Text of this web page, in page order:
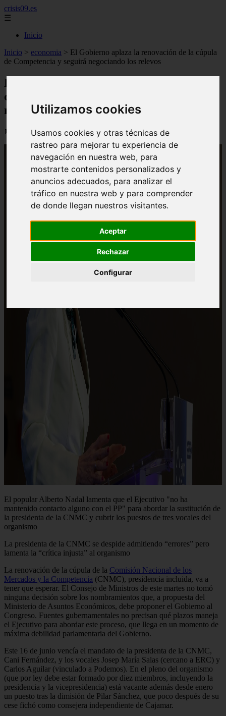
Utilizamos cookies
Usamos cookies y otras técnicas de
rastreo para mejorar tu experiencia de
navegación en nuestra web, para
mostrarte contenidos personalizados y
anuncios adecuados, para analizar el
tráfico en nuestra web y para comprender
de donde llegan nuestros visitantes.
Aceptar
Rechazar
Configurar
crisis09.es
☰
Inicio
Inicio > economia > El Gobierno aplaza la renovación de la cúpula
de Competencia y seguirá negociando los relevos
El Gobierno aplaza la renovación de la
cúpula de Competencia y seguirá
negociando los relevos
📅 17/06/2026
El popular Alberto Nadal lamenta que el Ejecutivo "no ha
mantenido contacto alguno con el PP" para abordar la sustitución de
la presidenta de la CNMC y cubrir los puestos de tres vocales del
organismo
La presidenta de la CNMC se despide admitiendo “errores” pero
lamenta la “crítica injusta” al organismo
La renovación de la cúpula de la Comisión Nacional de los
Mercados y la Competencia (CNMC), presidencia incluida, va a
tener que esperar. El Consejo de Ministros de este martes no tomó
ninguna decisión sobre los nombramientos que, a propuesta del
Ministerio de Asuntos Económicos, debe proponer el Gobierno al
Congreso. Fuentes gubernamentales no precisan qué plazos maneja
el Ejecutivo para abordar este proceso, que llega en un momento de
máxima debilidad parlamentaria del Gobierno.
Este 16 de junio vencía el mandato de la presidenta de la CNMC,
Cani Fernández, y los vocales Josep María Salas (cercano a ERC) y
Carlos Aguilar (vinculado a Podemos). En el pleno del organismo
(que por ley debe estar formado por diez miembros, incluyendo la
presidencia y la vicepresidencia) está vacante además desde enero
un puesto tras la dimisión de Pilar Sánchez, que poco después de su
cese fichó como consejera independiente de Cajamar.